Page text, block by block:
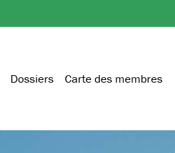
Dossiers Carte des membres